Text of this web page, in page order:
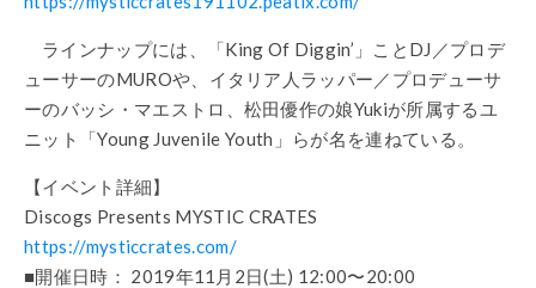
ラインナップには、「King Of Diggin’」ことDJ／プロデ
ューサーのMUROや、イタリア人ラッパー／プロデューサ
ーのバッシ・マエストロ、松田優作の娘Yukiが所属するユ
ニット「Young Juvenile Youth」らが名を連ねている。
【イベント詳細】
Discogs Presents MYSTIC CRATES
https://mysticcrates.com/
■開催日時： 2019年11月2日(土) 12:00〜20:00